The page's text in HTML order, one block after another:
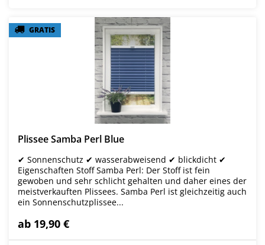
GRATIS
GRATIS
Plissee Samba Perl Blue
✔ Sonnenschutz ✔ wasserabweisend ✔ blickdicht ✔
Eigenschaften Stoff Samba Perl: Der Stoff ist fein
gewoben und sehr schlicht gehalten und daher eines der
meistverkauften Plissees. Samba Perl ist gleichzeitig auch
ein Sonnenschutzplissee...
ab 19,90 €